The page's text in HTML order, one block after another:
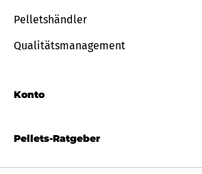
Pellets-Ratgeber
Pelletshändler
Qualitätsmanagement
Konto